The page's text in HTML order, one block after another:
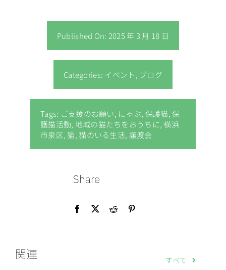
Published On: 2025 年 3 月 18 日
Categories: イベント, ブログ
Tags: ご支援のお願い, にゃぶ, 保護猫,保
護猫活動, 地域の猫たちをおうちに,横浜
市泉区, 猫, 猫のいる生活, 譲渡会
Share
関連 すべて